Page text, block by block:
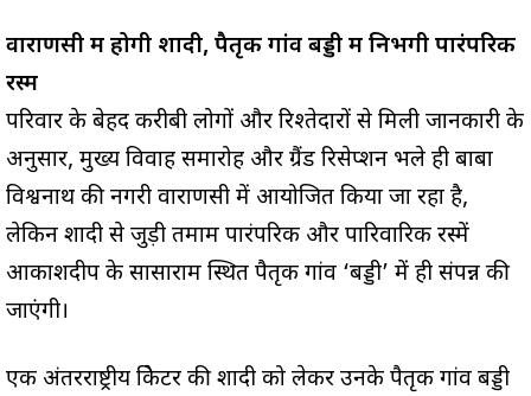
वाराणसी में होगी शादी, पैतृक गांव बड्डी में निभेंगी पारंपरिक
रस्में
परिवार के बेहद करीबी लोगों और रिश्तेदारों से मिली जानकारी के
अनुसार, मुख्य विवाह समारोह और ग्रैंड रिसेप्शन भले ही बाबा
विश्वनाथ की नगरी वाराणसी में आयोजित किया जा रहा है,
लेकिन शादी से जुड़ी तमाम पारंपरिक और पारिवारिक रस्में
आकाशदीप के सासाराम स्थित पैतृक गांव ‘बड्डी’ में ही संपन्न की
जाएंगी।
एक अंतरराष्ट्रीय क्रिकेटर की शादी को लेकर उनके पैतृक गांव बड्डी